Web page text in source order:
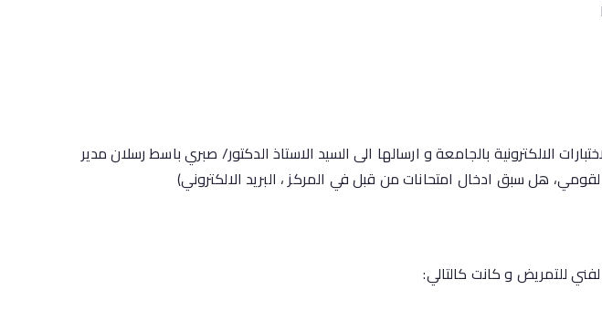
الالكترونية بالجامعة و ارسالها الى السيد الاستاذ الدكتور/ صبري باسط رسلان مدير
القومي، هل سبق ادخال امتحانات من قبل في المركز ، البريد الالكتروني)
للتمريض و كانت كالتالي: